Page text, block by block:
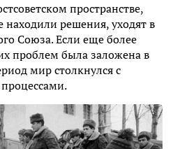
пространстве,
находили решения, уходят в
Союза. Если еще более
проблем была заложена в
мир столкнулся с